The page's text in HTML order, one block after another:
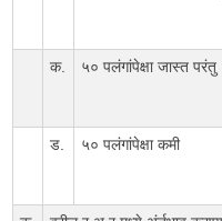
क.
५० पलंगांपेक्षा जास्त परंतु
ड.
५० पलंगांपेक्षा कमी